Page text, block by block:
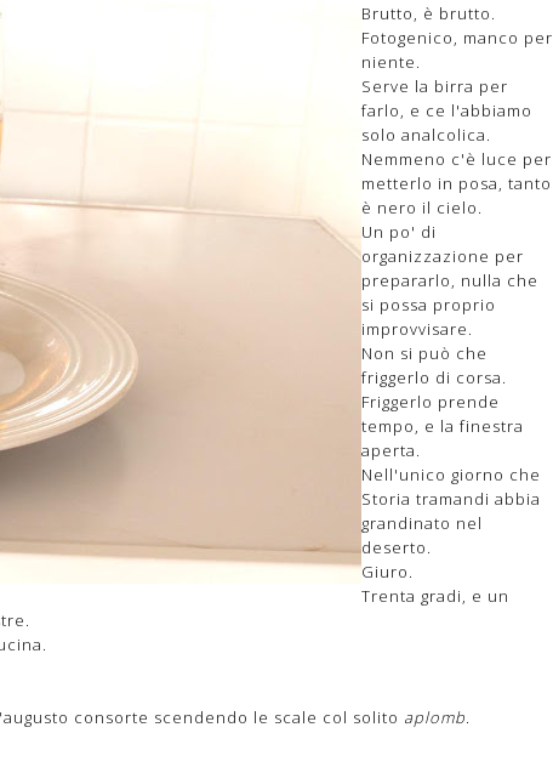
Brutto, è brutto.
Fotogenico, manco per
niente.
Serve la birra per
farlo, e ce l'abbiamo
solo analcolica.
Nemmeno c'è luce per
metterlo in posa, tanto
è nero il cielo.
Un po' di
organizzazione per
prepararlo, nulla che
si possa proprio
improvvisare.
Non si può che
friggerlo di corsa.
Friggerlo prende
tempo, e la finestra
aperta.
Nell'unico giorno che
Storia tramandi abbia
grandinato nel
deserto.
Giuro.
Trenta gradi, e un
consorte scendendo le scale col solito aplomb